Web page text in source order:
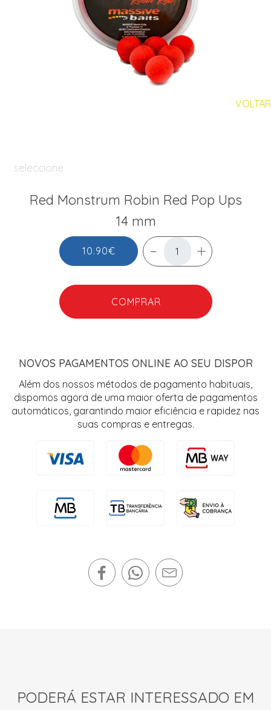
VOLTAR
seleccione
Red Monstrum Robin Red Pop Ups
14 mm
10.90€
COMPRAR
NOVOS PAGAMENTOS ONLINE AO SEU DISPOR
Além dos nossos métodos de pagamento habituais,
dispomos agora de uma maior oferta de pagamentos
automáticos, garantindo maior eficiência e rapidez nas
suas compras e entregas.
PODERÁ ESTAR INTERESSADO EM